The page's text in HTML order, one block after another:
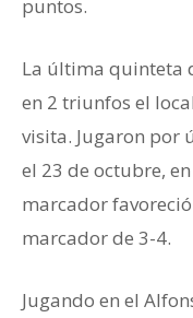
puntos.
La última quinteta
en 2 triunfos el
visita. Jugaron por
el 23 de octubre,
marcador
marcador de 3-4.
Jugando en el